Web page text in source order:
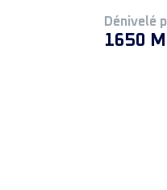
Dénivelé
1650